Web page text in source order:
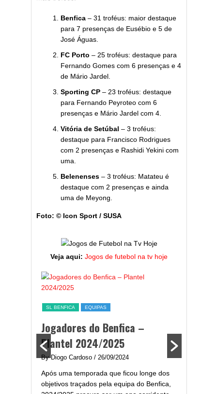
Benfica – 31 troféus: maior destaque
para 7 presenças de Eusébio e 5 de
José Águas.
FC Porto – 25 troféus: destaque para
Fernando Gomes com 6 presenças e 4
de Mário Jardel.
Sporting CP – 23 troféus: destaque
para Fernando Peyroteo com 6
presenças e Mário Jardel com 4.
Vitória de Setúbal – 3 troféus:
destaque para Francisco Rodrigues
com 2 presenças e Rashidi Yekini com
uma.
Belenenses – 3 troféus: Matateu é
destaque com 2 presenças e ainda
uma de Meyong.
Foto: © Icon Sport / SUSA
Veja aqui: Jogos de futebol na tv hoje
SL BENFICA EQUIPAS
Jogadores do Benfica –
Plantel 2024/2025
By Diogo Cardoso / 26/09/2024
Após uma temporada que ficou longe dos
objetivos traçados pela equipa do Benfica,